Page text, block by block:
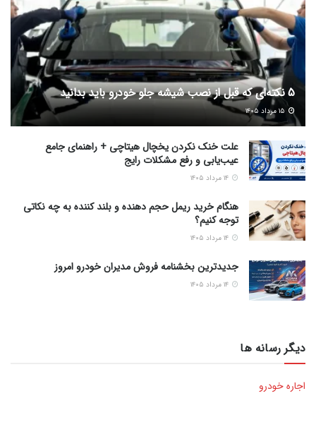
5 نکته‌ای که قبل از نصب شیشه جلو خودرو باید بدانید
علت خنک نکردن یخچال هیتاچی + راهنمای جامع
عیب‌یابی و رفع مشکلات رایج
هنگام خرید ریمل حجم دهنده و بلند کننده به چه نکاتی
توجه کنیم؟
جدیدترین بخشنامه فروش مدیران خودرو امروز
دیگر رسانه ها
اجاره خودرو